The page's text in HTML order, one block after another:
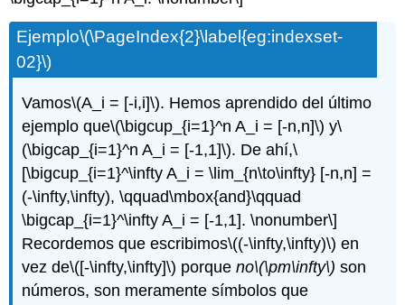
Ejemplo\(\PageIndex{2}\label{eg:indexset-
02}\)
Vamos\(A_i = [-i,i]\). Hemos aprendido del último
ejemplo que\(\bigcup_{i=1}^n A_i = [-n,n]\) y\
(\bigcap_{i=1}^n A_i = [-1,1]\). De ahí,\
[\bigcup_{i=1}^\infty A_i = \lim_{n\to\infty} [-n,n] =
(-\infty,\infty), \qquad\mbox{and}\qquad
\bigcap_{i=1}^\infty A_i = [-1,1]. \nonumber\]
Recordemos que escribimos\((-\infty,\infty)\) en
vez de\([-\infty,\infty]\) porqueno\(\pm\infty\) son
números, son meramente símbolos que